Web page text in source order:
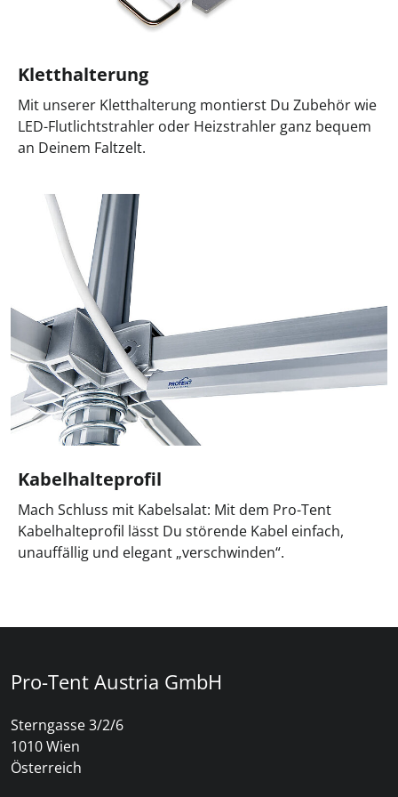
Kletthalterung
Mit unserer Kletthalterung montierst Du Zubehör wie
LED-Flutlichtstrahler oder Heizstrahler ganz bequem
an Deinem Faltzelt.
Kabelhalteprofil
Mach Schluss mit Kabelsalat: Mit dem Pro-Tent
Kabelhalteprofil lässt Du störende Kabel einfach,
unauffällig und elegant „verschwinden“.
Pro-Tent Austria GmbH
Sterngasse 3/2/6
1010 Wien
Österreich